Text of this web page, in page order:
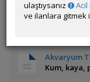
çekimleri
Akvaryum
Kum, kaya,
ulaştıysanız
Acil
ve ilanlara gitmek